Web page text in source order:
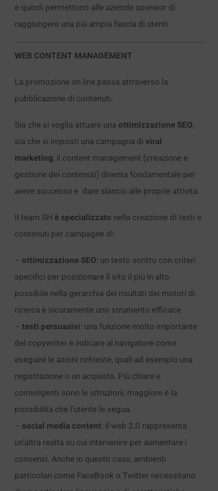
e quindi permettono alle aziende sponsor di
raggiungere una più ampia fascia di utenti.
WEB CONTENT MANAGEMENT
La promozione on line passa attraverso la
pubblicazione di contenuti.
Sia che si voglia attuare una ottimizzazione SEO,
sia che si imposti una campagna di viral
marketing, il content management (creazione e
gestione dei contenuti) diventa fondamentale per
avere successo e dare slancio alle proprie attività.
Il team SH è specializzato nella creazione di testi e
contenuti per campagne di:
– ottimizzazione SEO: un testo scritto con criteri
specifici per posizionare il sito il più in alto
possibile nella gerarchia dei risultati dei motori di
ricerca è sicuramente uno strumento efficace
– testi persuasivi: una funzione molto importante
del copywriter è indicare al navigatore come
eseguire le azioni richieste, quali ad esempio una
registrazione o un acquisto. Più chiare e
coinvolgenti sono le istruzioni, maggiore è la
possibilità che l’utente le segua.
– social media content: il web 2.0 rappresenta
un’altra realtà su cui intervenire per aumentare i
consensi. Anche in questo caso, ambienti
particolari come FaceBook o Twitter necessitano